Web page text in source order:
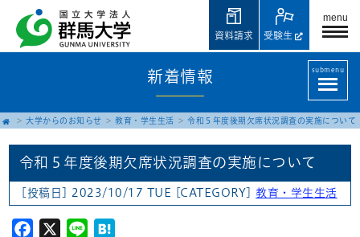
menu
受験生
資料請求
新着情報 submenu
大学からのお知らせ 教育・学生生活 令和５年度後期欠席状況調査の実施について
令和５年度後期欠席状況調査の実施について
[投稿日] 2023/10/17 TUE [CATEGORY] 教育・学生生活
Facebook
X Line